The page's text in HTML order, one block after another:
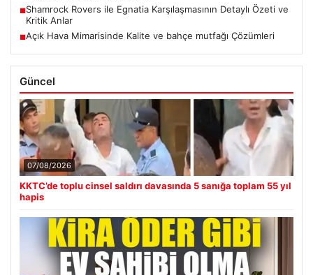
■Shamrock Rovers ile Egnatia Karşılaşmasının Detaylı Özeti ve
Kritik Anlar
■Açık Hava Mimarisinde Kalite ve bahçe mutfağı Çözümleri
Güncel
07/08/2026
KKTC’de toplu cinsel saldırı davasında 5 sanığa toplam 55 yıl
hapis